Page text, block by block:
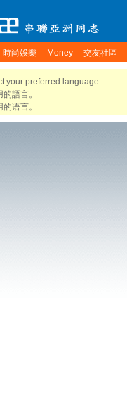
時尚娛樂 Money 交友社區
your preferred language.
語言。
语言。